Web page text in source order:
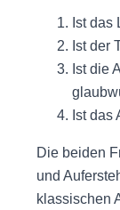
Ist das
Ist der
Ist die
Ist das
Die beiden
und
klassischen